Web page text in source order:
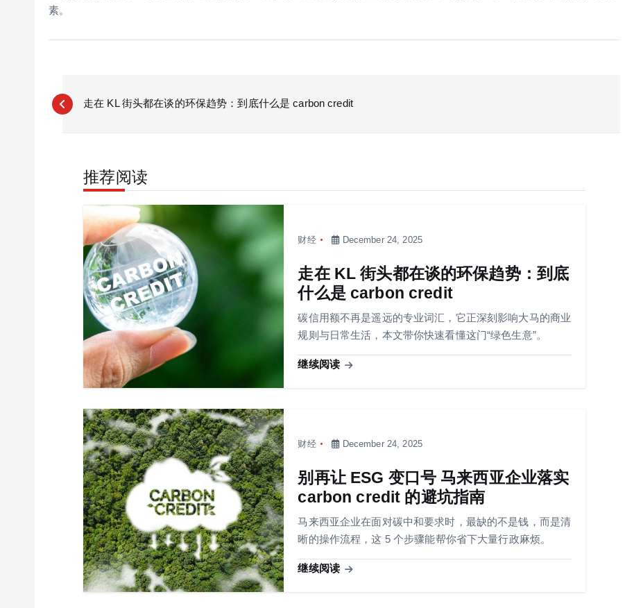
素。
o
走在 KL 街头都在谈的环保趋势：到底什么是 carbon credit
推荐阅读
财经 December 24, 2025
走在 KL 街头都在谈的环保趋势：到底
什么是 carbon credit
碳信用额不再是遥远的专业词汇，它正深刻影响大马的商业
规则与日常生活，本文带你快速看懂这门“绿色生意”。
继续阅读
财经 December 24, 2025
别再让 ESG 变口号 马来西亚企业落实
carbon credit 的避坑指南
马来西亚企业在面对碳中和要求时，最缺的不是钱，而是清
晰的操作流程，这 5 个步骤能帮你省下大量行政麻烦。
继续阅读